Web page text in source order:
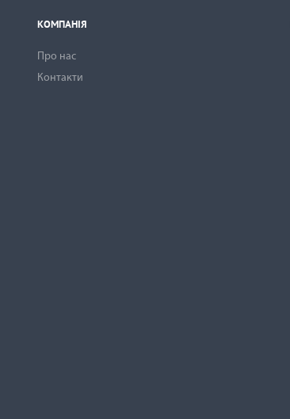
КОМПАНІЯ
Про нас
Контакти